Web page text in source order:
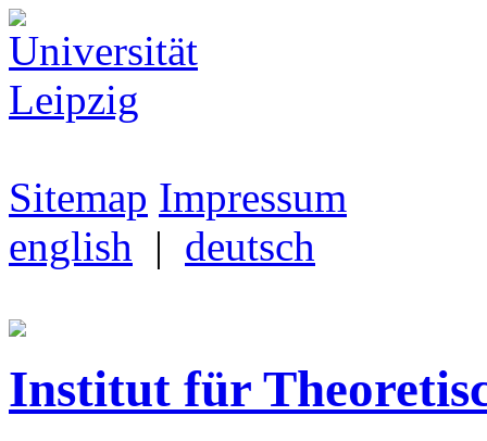
Sitemap Impressum
english | deutsch
Institut für